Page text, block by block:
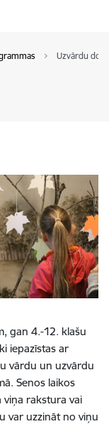
Uzvārdu
gan 4.-12. klašu
iepazīstas ar
vārdu un uzvārdu
Senos laikos
viņa rakstura vai
var uzzināt no viņu